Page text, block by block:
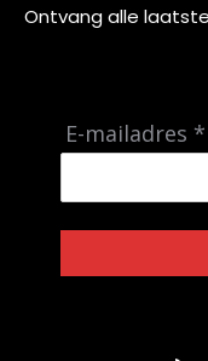
Ontvang alle
E-mailadres *